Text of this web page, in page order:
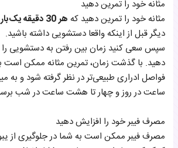
مثانه خود را تمرین دهید
مثانه خود را تمرین دهید که هر 30 دقیقه یک‌بار ادرار کنید
دیگر قبل از اینکه واقعا دستشویی داشته باشید.
سپس سعی کنید زمان بین رفتن به دستشویی را
دهید. با گذشت زمان، تمرین مثانه ممکن است
فواصل ادراری طبیعی‌تر در نظر گرفته شود و به
ساعت در روز و چهار تا هشت ساعت در شب
مصرف فیبر خود را افزایش دهید
مصرف فیبر ممکن است به شما در جلوگیری از